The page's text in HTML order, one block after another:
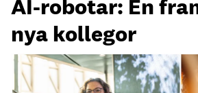
AI-robotar: En
nya kollegor
Professor Kristina Palm FOTO:
Dylan Calluy / Unsplash